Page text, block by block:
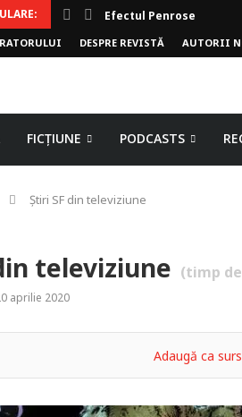
Efectul Penrose
DESPRE REVISTĂ AUTORII
FICȚIUNE PODCASTS
Știri SF din televiziune
televiziune (timp
aprilie 2020
Adaugă ca